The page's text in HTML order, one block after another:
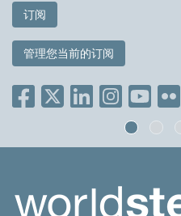
订阅
管理您当前的订阅